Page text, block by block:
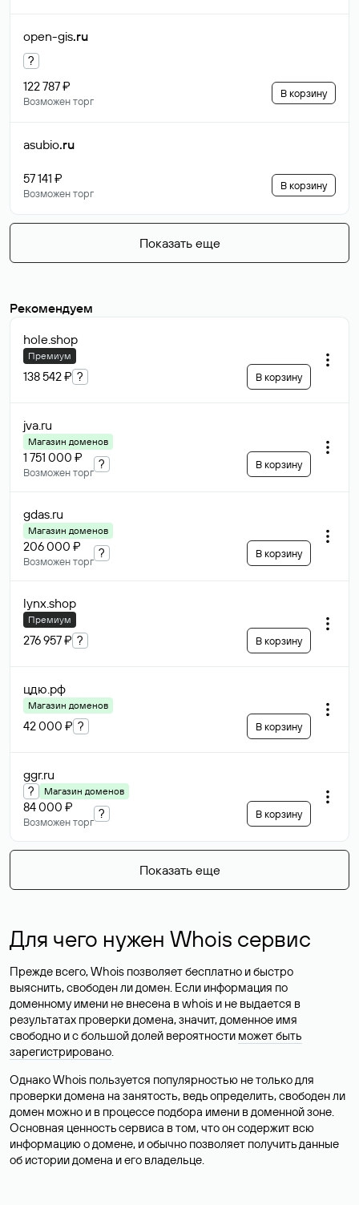
open-gis.ru
?
122 787 ₽
Возможен торг
В корзину
asubio.ru
57 141 ₽
Возможен торг
В корзину
Показать еще
Рекомендуем
hole.shop
Премиум
138 542 ₽ ? В корзину
jva.ru
Магазин доменов
1 751 000 ₽
Возможен торг
? В корзину
gdas.ru
Магазин доменов
206 000 ₽
Возможен торг
? В корзину
lynx.shop
Премиум
276 957 ₽ ? В корзину
цдю.рф
Магазин доменов
42 000 ₽ ? В корзину
ggr.ru
? Магазин доменов
84 000 ₽
Возможен торг
? В корзину
Показать еще
Для чего нужен Whois сервис
Прежде всего, Whois позволяет бесплатно и быстро
выяснить, свободен ли домен. Если информация по
доменному имени не внесена в whois и не выдается в
результатах проверки домена, значит, доменное имя
свободно и с большой долей вероятности может быть
зарегистрировано.
Однако Whois пользуется популярностью не только для
проверки домена на занятость, ведь определить, свободен ли
домен можно и в процессе подбора имени в доменной зоне.
Основная ценность сервиса в том, что он содержит всю
информацию о домене, и обычно позволяет получить данные
об истории домена и его владельце.